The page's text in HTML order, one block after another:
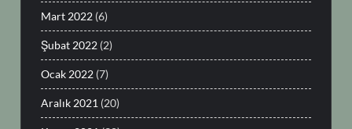
Mart 2022 (6)
Şubat 2022 (2)
Ocak 2022 (7)
Aralık 2021 (20)